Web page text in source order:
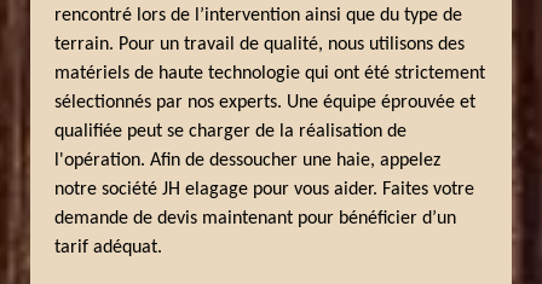
rencontré lors de l’intervention ainsi que du type de
terrain. Pour un travail de qualité, nous utilisons des
matériels de haute technologie qui ont été strictement
sélectionnés par nos experts. Une équipe éprouvée et
qualifiée peut se charger de la réalisation de
l'opération. Afin de dessoucher une haie, appelez
notre société JH elagage pour vous aider. Faites votre
demande de devis maintenant pour bénéficier d’un
tarif adéquat.